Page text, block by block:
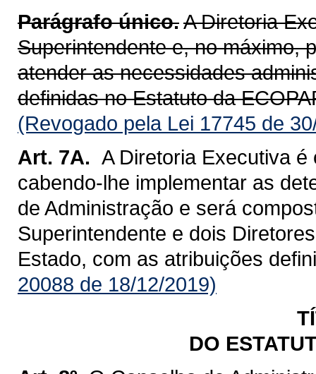
Parágrafo único.A Diretoria
Superintendente e, no máximo,
atender as necessidades
definidas no Estatuto da
(Revogado pela Lei 17745 de
Art. 7A. A Diretoria Executiva
cabendo-lhe implementar as
de Administração e será
Superintendente e dois
Estado, com as atribuições
20088 de 18/12/2019)
DO